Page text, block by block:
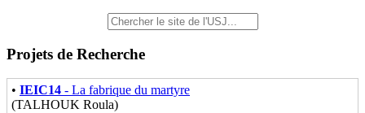
Projets de Recherche
• IEIC14 - La fabrique du martyre
(TALHOUK Roula)